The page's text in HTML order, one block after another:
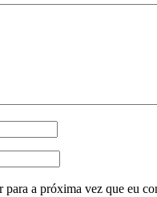
para a próxima vez que eu